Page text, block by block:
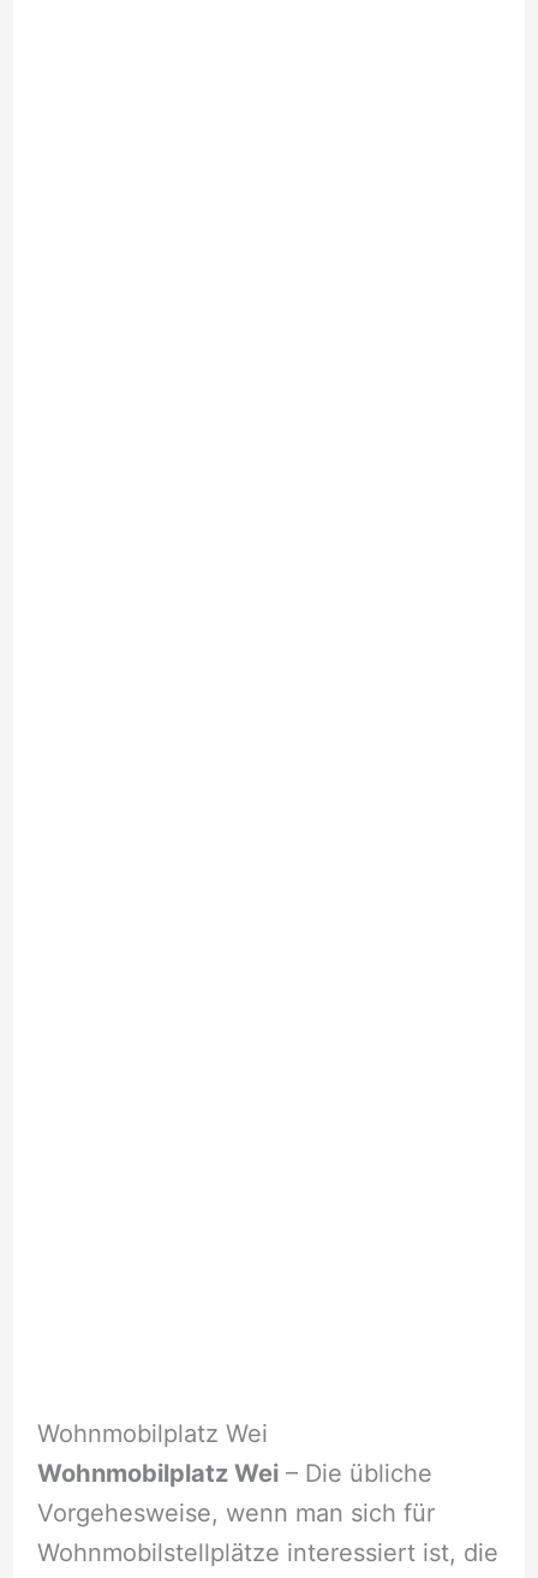
Wohnmobilplatz Wei
Wohnmobilplatz Wei– Die übliche
Vorgehesweise, wenn man sich für
Wohnmobilstellplätze interessiert ist, die